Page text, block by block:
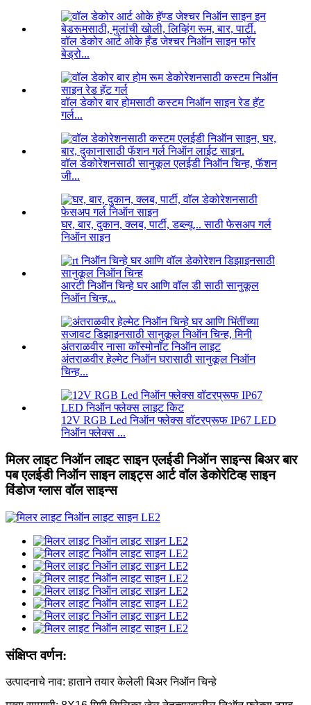
वॉल डेकोर आर्ट ओके हँड जेश्चर निऑन साइन फॉर
बेड्रो...
वॉल डेकोर बार होमसाठी कस्टम निऑन साइन रेड हॅट
गर्ल...
वॉल डेकोरेशनसाठी सानुकूल एलईडी निऑन चिन्ह, फॅशन
जी...
घर, बार, दुकान, क्लब, पार्टी, डब्ल्यू... साठी फेसअप गर्ल
निऑन साइन
आरटी निऑन चिन्हे घर आणि वॉल डी साठी सानुकूल
निऑन चिन्ह...
अंतराळवीर हेल्मेट निऑन घरासाठी सानुकूल निऑन
चिन्ह...
12V RGB Led निऑन फ्लेक्स वॉटरप्रूफ IP67 LED
निऑन फ्लेक्स ...
मिलर लाइट निऑन लाइट साइन एलईडी निऑन साइन्स बिअर बार
पब एलईडी निऑन साइन लाइट्स आर्ट वॉल डेकोरेटिव्ह साइन
विंडोज ग्लास वॉल साइन्स
संक्षिप्त वर्णन:
उत्पादनाचे नाव: हाताने तयार केलेली बिअर निऑन चिन्हे